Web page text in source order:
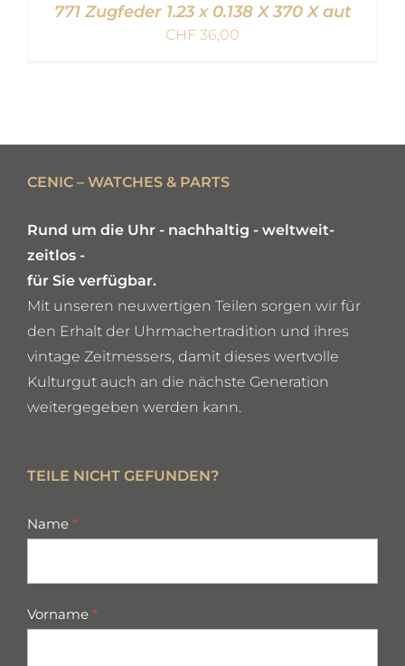
771 Zugfeder 1.23 x 0.138 X 370 X aut
CHF 36,00
CENIC – WATCHES & PARTS
Rund um die Uhr - nachhaltig - weltweit-
zeitlos -
für Sie verfügbar.
Mit unseren neuwertigen Teilen sorgen wir für
den Erhalt der Uhrmachertradition und ihres
vintage Zeitmessers, damit dieses wertvolle
Kulturgut auch an die nächste Generation
weitergegeben werden kann.
TEILE NICHT GEFUNDEN?
missing
Name *
Vorname *